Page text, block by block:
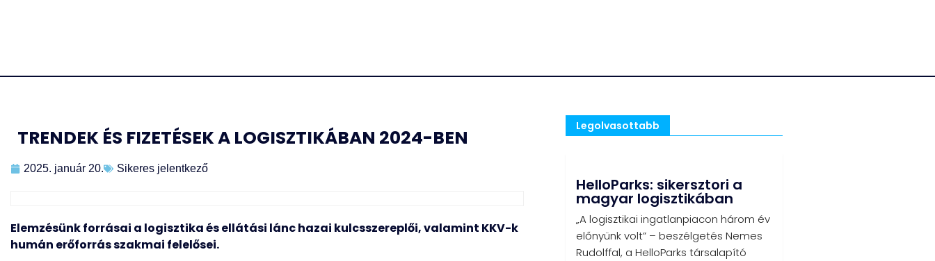
TRENDEK ÉS FIZETÉSEK A LOGISZTIKÁBAN 2024-BEN
2025. január 20. Sikeres jelentkező
Elemzésünk forrásai a logisztika és ellátási lánc hazai kulcsszereplői, valamint KKV-k
humán erőforrás szakmai felelősei.
Legolvasottabb
HelloParks: sikersztori a
magyar logisztikában
„A logisztikai ingatlanpiacon három év
előnyünk volt” – beszélgetés Nemes
Rudolffal, a HelloParks társalapító